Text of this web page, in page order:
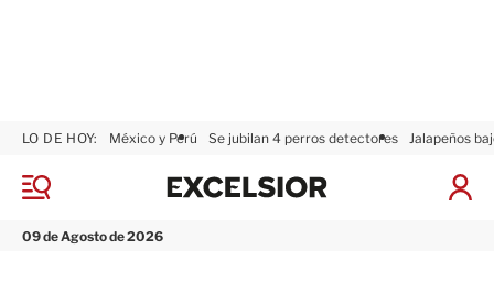
M
n
09 de Agosto de 2026
LO DE HOY: México y Perú Se jubilan 4 perros detectores Jalapeños
I
x